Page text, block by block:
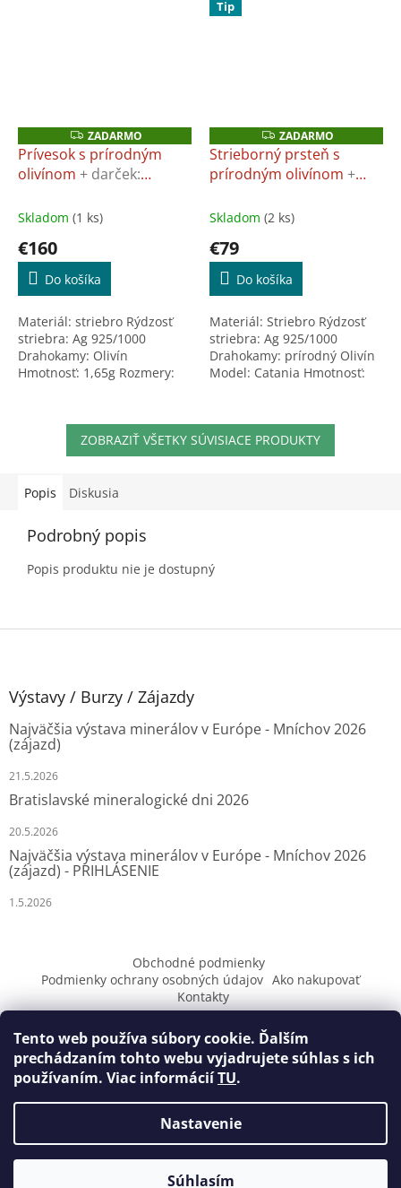
Tento web používa súbory cookie. Ďalším
prechádzaním tohto webu vyjadrujete súhlas s ich
používaním. Viac informáciíTU.
Nastavenie
Súhlasím
Z
A
D
A
O
ZADARMO
Prívesok s prírodným
olivínom + darček:
šperky
Skladom (1 ks)
€160
Do košíka
Materiál: striebro Rýdzosť
striebra: Ag 925/1000
Drahokamy: Olivín
Hmotnosť: 1,65g Rozmery:
darčekové balenie...
Tip
Z
A
D
A
O
ZADARMO
Strieborný prsteň s
prírodným olivínom +
utierka na šperky
Skladom (2 ks)
€79
Do košíka
Materiál: Striebro Rýdzosť
striebra: Ag 925/1000
Drahokamy: prírodný Olivín
Model: Catania Hmotnosť:
ako set s...
ZOBRAZIŤ VŠETKY SÚVISIACE PRODUKTY
Popis Diskusia
Podrobný popis
Popis produktu nie je dostupný
Z
Výstavy / Burzy / Zájazdy
Najväčšia výstava minerálov v Európe - Mníchov 2026
(zájazd)
21.5.2026
Bratislavské mineralogické dni 2026
20.5.2026
Najväčšia výstava minerálov v Európe - Mníchov 2026
(zájazd) - PRIHLÁSENIE
1.5.2026
Obchodné podmienky
Podmienky ochrany osobných údajov Ako nakupovať
Kontakty
Copyright 2026Zlatníctvo MILI. Všetky práva vyhradené.
Upraviť nastavenie cookies